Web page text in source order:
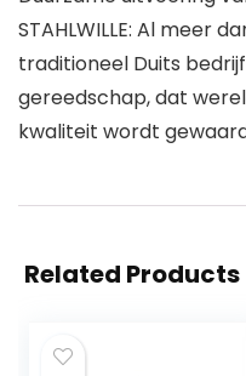
STAHLWILLE: Al meer
traditioneel Duits
gereedschap, dat
kwaliteit wordt
Related Products